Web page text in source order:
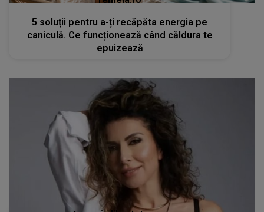
5 soluții pentru a-ți recăpăta energia pe
caniculă. Ce funcționează când căldura te
epuizează